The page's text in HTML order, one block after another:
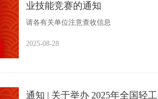
业技能竞赛的通知
请各有关单位注意查收信息
2025-08-28
通知 | 关于举办 2025年全国轻